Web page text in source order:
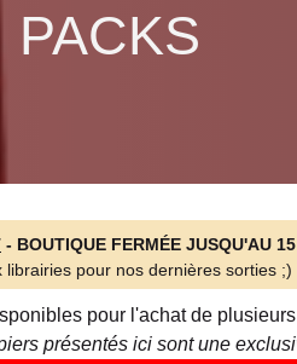
PACKS
- BOUTIQUE FERMÉE JUSQU'AU
librairies pour nos dernières sorties
pour l'achat de
présentés ici sont une